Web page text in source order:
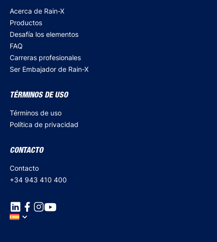
Acerca de Rain-X
Productos
Desafía los elementos
FAQ
Carreras profesionales
Ser Embajador de Rain-X
TÉRMINOS DE USO
Términos de uso
Política de privacidad
CONTACTO
Contacto
+34 943 410 400